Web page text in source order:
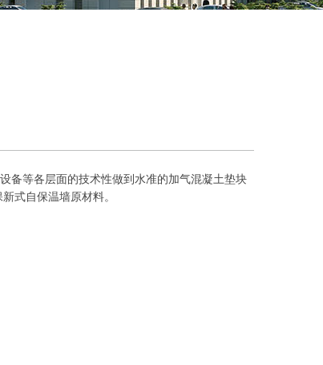
备等各层面的技术性做到水准的加气混凝土垫块
式自保温墙原材料。